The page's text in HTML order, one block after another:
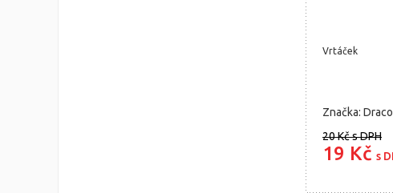
Vrtáček
Značka: Draco
20 Kčs DPH
19 Kč s